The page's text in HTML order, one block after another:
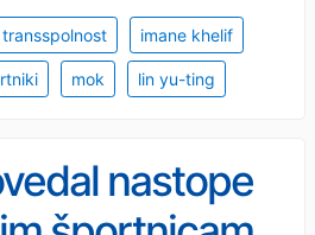
transspolnost imane khelif
mok lin yu-ting
nastope